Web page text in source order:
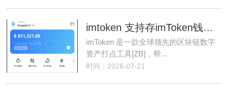
imtoken 支持存imToken钱包储 BCH 吗？
imToken 是一款全球领先的区块链数字
资产打点工具[ZB]，帮...
时间：2026-07-21